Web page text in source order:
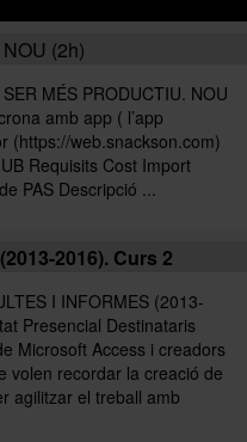
(2h)
MÉS PRODUCTIU. NOU
amb app ( l’app
(https://web.snackson.com)
Requisits Cost Import
PAS Descripció ...
2016). Curs 2
I INFORMES (2013-
Presencial Destinataris
Microsoft Access i creadors
volen recordar la creació de
agilitzar el treball amb